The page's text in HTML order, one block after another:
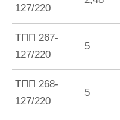
127/220
ТПП 267-
127/220
5
ТПП 268-
127/220
5